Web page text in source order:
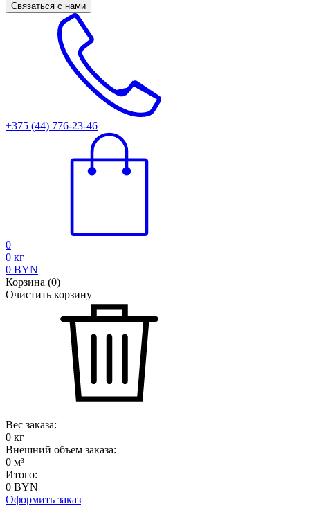
Связаться с нами
+375 (44) 776-23-46
0
0 кг
0 BYN
Корзина (0)
Очистить корзину
Вес заказа:
0 кг
Внешний объем заказа:
0 м³
Итого:
0 BYN
Оформить заказ